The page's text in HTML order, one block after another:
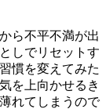
ら不平不満が出
しでリセットす
慣を変えてみた
を上向かせるき
れてしまうので